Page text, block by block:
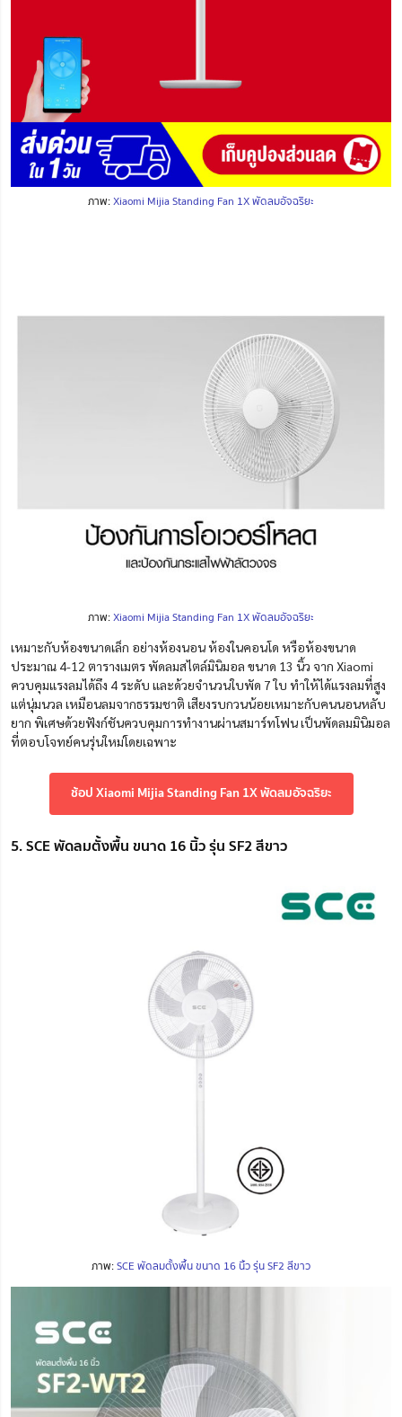
ภาพ:Xiaomi Mijia Standing Fan 1X พัดลมอัจฉริยะ
ภาพ:Xiaomi Mijia Standing Fan 1X พัดลมอัจฉริยะ
เหมาะกับห้องขนาดเล็ก อย่างห้องนอน ห้องในคอนโด หรือห้องขนาด
ประมาณ 4-12 ตารางเมตร พัดลมสไตล์มินิมอล ขนาด 13 นิ้ว จาก Xiaomi
ควบคุมแรงลมได้ถึง 4 ระดับ และด้วยจำนวนใบพัด 7 ใบ ทำให้ได้แรงลมที่สูง
แต่นุ่มนวล เหมือนลมจากธรรมชาติ เสียงรบกวนน้อยเหมาะกับคนนอนหลับ
ยาก พิเศษด้วยฟังก์ชันควบคุมการทำงานผ่านสมาร์ทโฟน เป็นพัดลมมินิมอล
ที่ตอบโจทย์คนรุ่นใหม่โดยเฉพาะ
ช้อป Xiaomi Mijia Standing Fan 1X พัดลมอัจฉริยะ
5. SCE พัดลมตั้งพื้น ขนาด 16 นิ้ว รุ่น SF2 สีขาว
ภาพ:SCE พัดลมตั้งพื้น ขนาด 16 นิ้ว รุ่น SF2 สีขาว